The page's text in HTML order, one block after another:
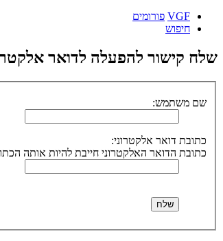
VGF פורומים
חיפוש
שלח קישור להפעלה לדואר
שם משתמש:
כתובת דואר אלקטרוני:
כתובת הדואר האלקטרוני חייבת להיות אותה